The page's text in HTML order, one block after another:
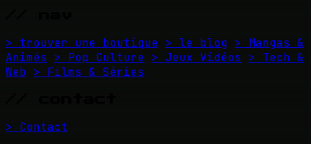
> trouver une boutique > le blog > Mangas &
Animés
> Pop Culture > Jeux Vidéos
> Tech &
Web > Films & Séries
> Contact